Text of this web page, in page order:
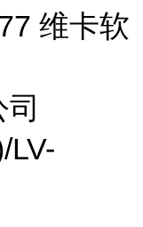
维卡软
LV-